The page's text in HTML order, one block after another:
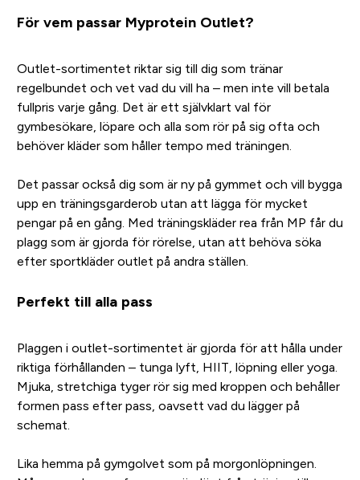
För vem passar Myprotein Outlet?
Outlet-sortimentet riktar sig till dig som tränar
regelbundet och vet vad du vill ha – men inte vill betala
fullpris varje gång. Det är ett självklart val för
gymbesökare, löpare och alla som rör på sig ofta och
behöver kläder som håller tempo med träningen.
Det passar också dig som är ny på gymmet och vill bygga
upp en träningsgarderob utan att lägga för mycket
pengar på en gång. Med träningskläder rea från MP får du
plagg som är gjorda för rörelse, utan att behöva söka
efter sportkläder outlet på andra ställen.
Perfekt till alla pass
Plaggen i outlet-sortimentet är gjorda för att hålla under
riktiga förhållanden – tunga lyft, HIIT, löpning eller yoga.
Mjuka, stretchiga tyger rör sig med kroppen och behåller
formen pass efter pass, oavsett vad du lägger på
schemat.
Lika hemma på gymgolvet som på morgonlöpningen.